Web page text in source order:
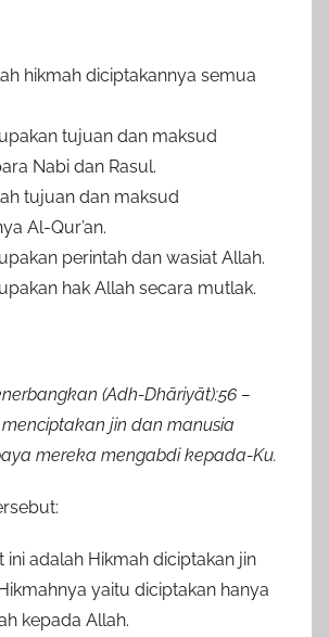
hikmah diciptakannya semua
tujuan dan maksud
Nabi dan Rasul.
tujuan dan maksud
Al-Qur’an.
perintah dan wasiat Allah.
hak Allah secara mutlak.
(Adh-Dhāriyāt):56 –
jin dan manusia
mereka mengabdi kepada-Ku.
ini adalah Hikmah diciptakan jin
yaitu diciptakan hanya
kepada Allah.